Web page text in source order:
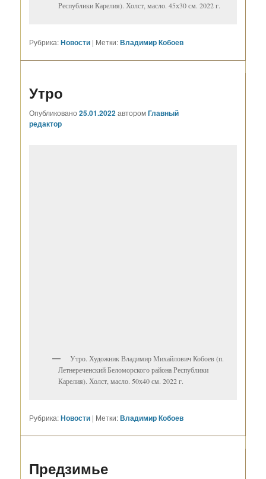
Республики Карелия). Холст, масло. 45х30 см. 2022 г.
Рубрика:Новости | Метки:Владимир Кобоев
Утро
Опубликовано25.01.2022авторомГлавный
редактор
Утро. Художник Владимир Михайлович Кобоев (п.
Летнереченский Беломорского района Республики
Карелия). Холст, масло. 50х40 см. 2022 г.
Рубрика:Новости | Метки:Владимир Кобоев
Предзимье